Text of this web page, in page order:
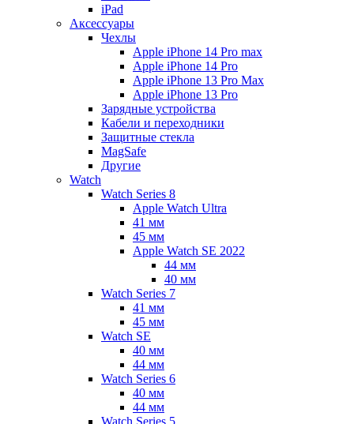
iPаd
Аксессуары
Чехлы
Apple iPhone 14 Pro max
Apple iPhone 14 Pro
Apple iPhone 13 Pro Max
Apple iPhone 13 Pro
Зарядные устройства
Кабели и переходники
Защитные стекла
MagSafe
Другие
Watch
Watch Series 8
Apple Watch Ultra
41 мм
45 мм
Apple Watch SE 2022
44 мм
40 мм
Watch Series 7
41 мм
45 мм
Watch SE
40 мм
44 мм
Watch Series 6
40 мм
44 мм